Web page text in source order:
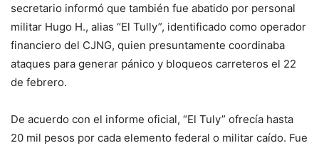
secretario informó que también fue abatido por personal
militar Hugo H., alias “El Tully”, identificado como operador
financiero del CJNG, quien presuntamente coordinaba
ataques para generar pánico y bloqueos carreteros el 22
de febrero.
De acuerdo con el informe oficial, “El Tuly” ofrecía hasta
20 mil pesos por cada elemento federal o militar caído. Fue